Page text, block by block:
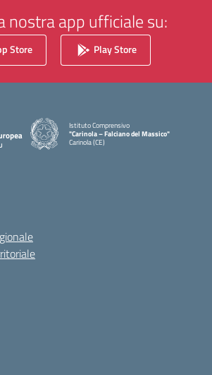
nostra app ufficiale su:
Store Play Store
Istituto Comprensivo
"Carinola – Falciano del Massico"
Carinola (CE)